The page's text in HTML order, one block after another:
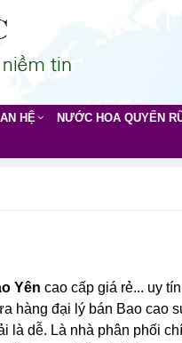
HỆ NƯỚC HOA QUYẾN
Yên cao cấp giá rẻ... uy
hàng đại lý bán Bao cao
là dễ. Là nhà phân phối